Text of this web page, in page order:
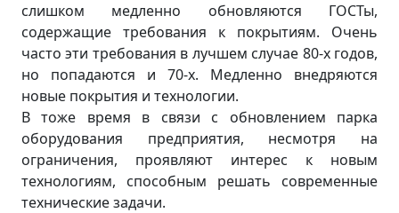
слишком медленно обновляются ГОСТы,
содержащие требования к покрытиям. Очень
часто эти требования в лучшем случае 80-х годов,
но попадаются и 70-х. Медленно внедряются
новые покрытия и технологии.
В тоже время в связи с обновлением парка
оборудования предприятия, несмотря на
ограничения, проявляют интерес к новым
технологиям, способным решать современные
технические задачи.